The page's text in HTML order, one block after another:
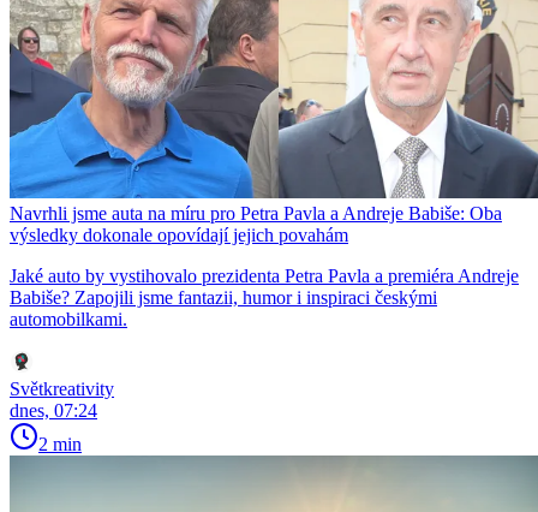
Navrhli jsme auta na míru pro Petra Pavla a Andreje Babiše: Oba
výsledky dokonale opovídají jejich povahám
Jaké auto by vystihovalo prezidenta Petra Pavla a premiéra Andreje
Babiše? Zapojili jsme fantazii, humor i inspiraci českými
automobilkami.
Světkreativity
dnes, 07:24
2 min